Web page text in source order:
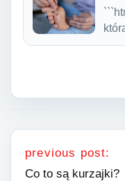
Nawigacja
previous post:
Co to są kurzajki?